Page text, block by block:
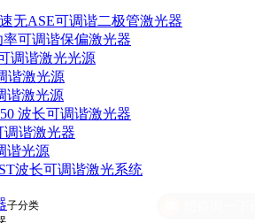
无ASE可调谐二极管激光器
率可调谐保偏激光器
调谐激光光源
谐激光源
谐激光源
波长可调谐激光器
调谐激光器
谐光源
波长可调谐激光系统
子分类